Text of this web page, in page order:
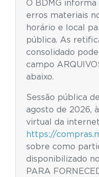
O BDMG
erros materiais
horário e local
pública. As
consolidado
campo
abaixo.
Sessão pública
agosto de 2026,
virtual da
https://
sobre como
disponibilizado
PARA